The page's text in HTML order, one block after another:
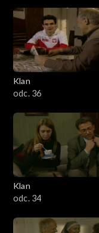
Klan
odc. 36
Klan
odc. 34